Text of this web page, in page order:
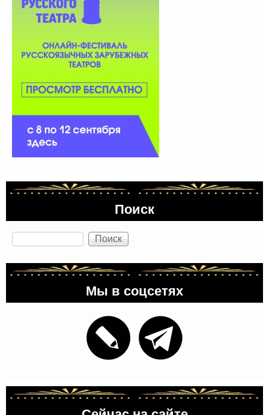
Поиск
Поиск
Мы в соцсетях